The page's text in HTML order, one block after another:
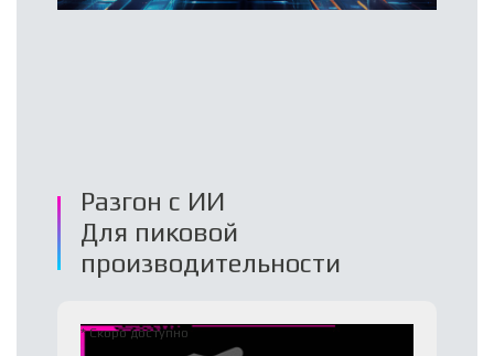
Разгон с ИИ
Для пиковой
производительности
* Скоро доступно